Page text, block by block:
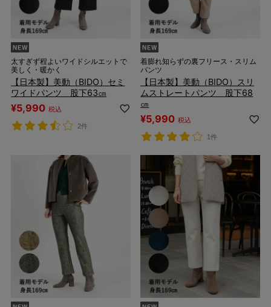
太すぎず程よいワイドシルエットで
美しく・暖かく
【日本製】美動（BIDO）セミ
ワイドパンツ 股下63㎝
¥5,990 税込
2件
着膨れ知らずの裏フリース・スリム
パンツ
【日本製】美動（BIDO）スリ
ムストレートパンツ 股下68
㎝
¥5,990 税込
1件